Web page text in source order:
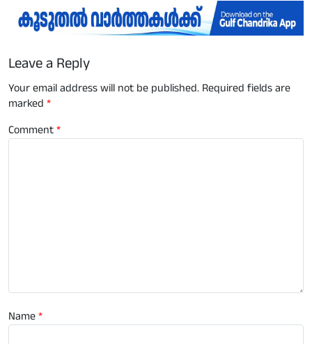
Leave a Reply
Your email address will not be published. Required fields are
marked *
Comment*
Name*